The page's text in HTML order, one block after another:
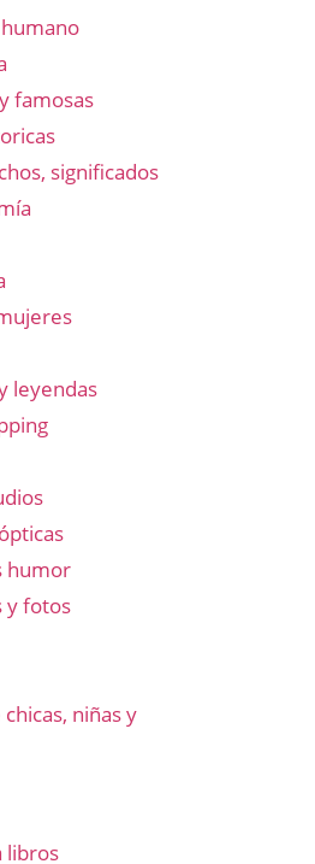
famosas
significados
leyendas
humor
y fotos
chicas, niñas y
libros